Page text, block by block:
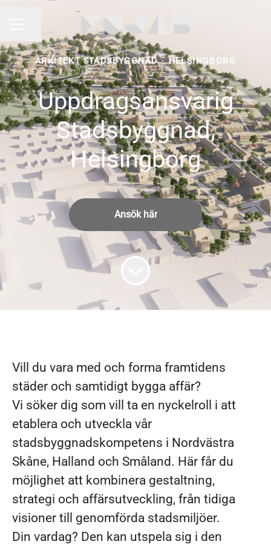
ARKITEKT STADSBYGGNAD · HELSINGBORG
Uppdragsansvarig
Stadsbyggnad,
Helsingborg
Ansök här
Vill du vara med och forma framtidens
städer och samtidigt bygga affär?
Vi söker dig som vill ta en nyckelroll i att
etablera och utveckla vår
stadsbyggnadskompetens i Nordvästra
Skåne, Halland och Småland. Här får du
möjlighet att kombinera gestaltning,
strategi och affärsutveckling, från tidiga
visioner till genomförda stadsmiljöer.
Din vardag? Den kan utspela sig i den